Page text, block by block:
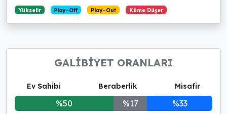
Yükselir Play-Off Play-Out Küme Düşer
GALİBİYET ORANLARI
Ev Sahibi Beraberlik Misafir
%50 %17 %33